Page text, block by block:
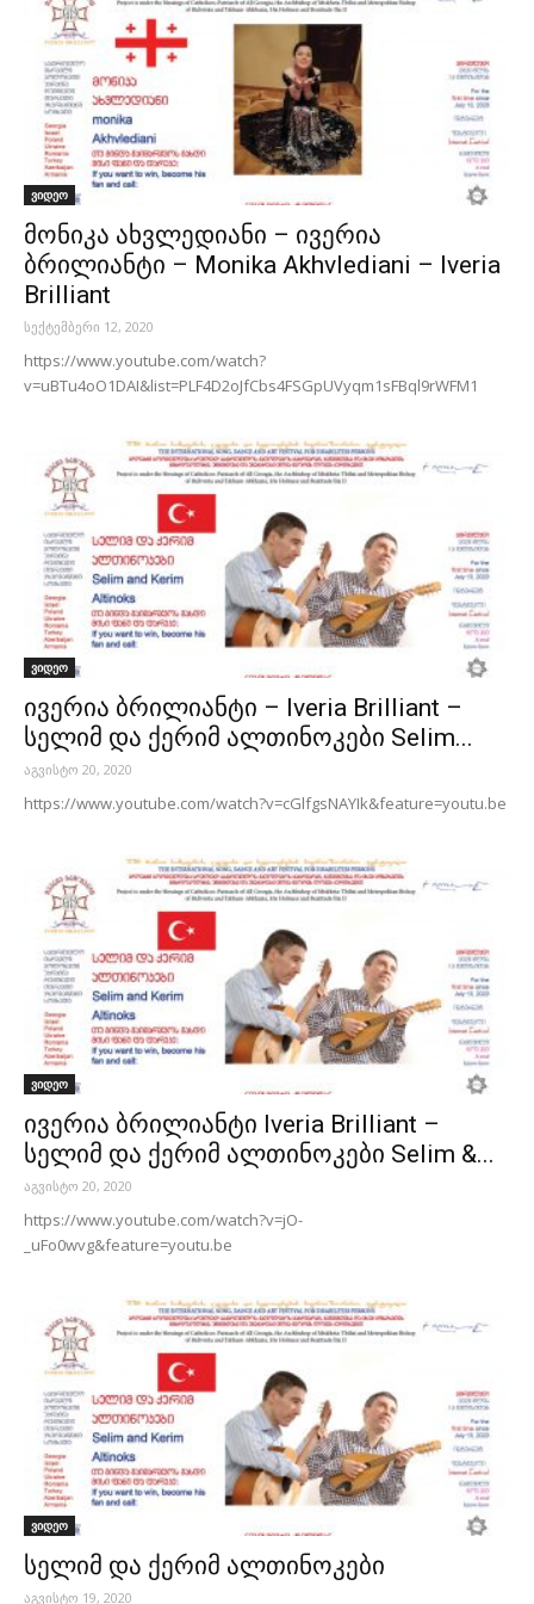
ვიდეო
მონიკა ახვლედიანი – ივერია
ბრილიანტი – Monika Akhvlediani – Iveria
Brilliant
სექტემბერი 12, 2020
https://www.youtube.com/watch?
v=uBTu4oO1DAI&list=PLF4D2oJfCbs4FSGpUVyqm1sFBql9rWFM1
ვიდეო
ივერია ბრილიანტი – Iveria Brilliant –
სელიმ და ქერიმ ალთინოკები Selim...
აგვისტო 20, 2020
https://www.youtube.com/watch?v=cGlfgsNAYIk&feature=youtu.be
ვიდეო
ივერია ბრილიანტი Iveria Brilliant –
სელიმ და ქერიმ ალთინოკები Selim &...
აგვისტო 20, 2020
https://www.youtube.com/watch?v=jO-
_uFo0wvg&feature=youtu.be
ვიდეო
სელიმ და ქერიმ ალთინოკები
აგვისტო 19, 2020